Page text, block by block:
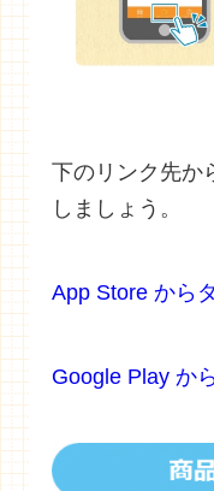
下のリンク先か
しましょう。
App Store から
Google Play か